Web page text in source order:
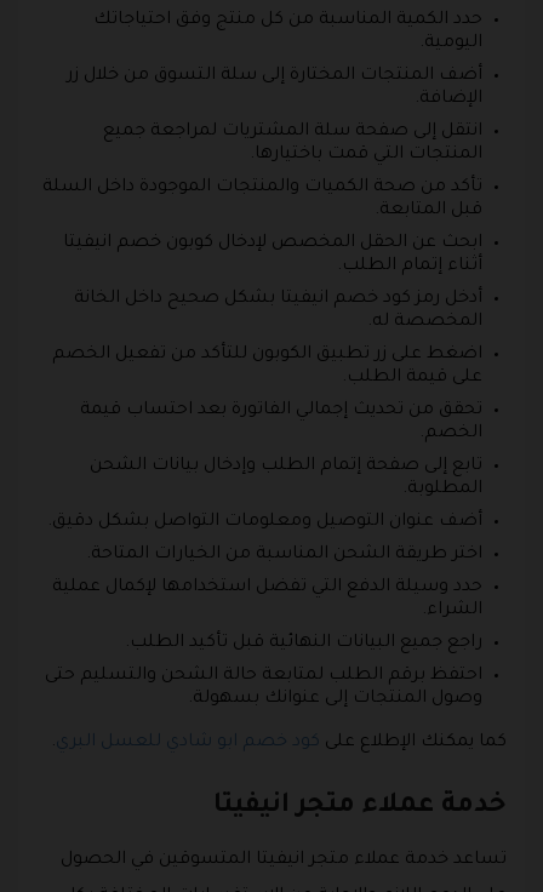
حدد الكمية المناسبة من كل منتج وفق احتياجاتك
اليومية.
أضف المنتجات المختارة إلى سلة التسوق من خلال زر
الإضافة.
انتقل إلى صفحة سلة المشتريات لمراجعة جميع
المنتجات التي قمت باختيارها.
تأكد من صحة الكميات والمنتجات الموجودة داخل السلة
قبل المتابعة.
ابحث عن الحقل المخصص لإدخال كوبون خصم انيفيتا
أثناء إتمام الطلب.
أدخل رمز كود خصم انيفيتا بشكل صحيح داخل الخانة
المخصصة له.
اضغط على زر تطبيق الكوبون للتأكد من تفعيل الخصم
على قيمة الطلب.
تحقق من تحديث إجمالي الفاتورة بعد احتساب قيمة
الخصم.
تابع إلى صفحة إتمام الطلب وإدخال بيانات الشحن
المطلوبة.
أضف عنوان التوصيل ومعلومات التواصل بشكل دقيق.
اختر طريقة الشحن المناسبة من الخيارات المتاحة.
حدد وسيلة الدفع التي تفضل استخدامها لإكمال عملية
الشراء.
راجع جميع البيانات النهائية قبل تأكيد الطلب.
احتفظ برقم الطلب لمتابعة حالة الشحن والتسليم حتى
وصول المنتجات إلى عنوانك بسهولة.
كما يمكنك الإطلاع على كود خصم ابو شادي للعسل البري.
خدمة عملاء متجر انيفيتا
تساعد خدمة عملاء متجر انيفيتا المتسوقين في الحصول